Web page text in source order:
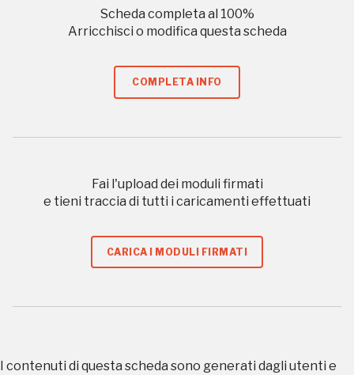
Scheda completa al 100%
Arricchisci o modifica questa scheda
COMPLETA INFO
Fai l'upload dei moduli firmati
e tieni traccia di tutti i caricamenti effettuati
CARICA I MODULI FIRMATI
I contenuti di questa scheda sono generati dagli utenti e
2014, 2016, 2018, 2020, 2022
Accedi alle informazioni per te più interessanti,
più bella, risparmiando.